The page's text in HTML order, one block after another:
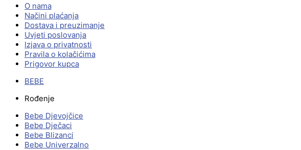
O nama
Načini plaćanja
Dostava i preuzimanje
Uvjeti poslovanja
Izjava o privatnosti
Pravila o kolačićima
Prigovor kupca
BEBE
Rođenje
Bebe Djevojčice
Bebe Dječaci
Bebe Blizanci
Bebe Univerzalno